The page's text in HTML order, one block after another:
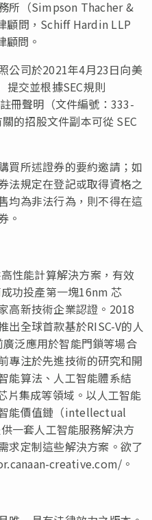
所（Simpson Thacher &
顧問，Schiff Hardin LLP
問。
公司於2021年4月23日向美
提交並根據SEC規則
註冊聲明（文件編號：333-
的招股文件副本可從 SEC
買所述證券的要約邀請；如
法規定在登記或取得資格之
均為非法行為，則不得在這
。
性能計算解決方案，有效
功投產第一塊16nm 芯
高新技術企業認證。2018
出全球首款基於RISC-V的人
泛應用於智能門鎖等場合
專注於先進技術的研究和開
能算法、人工智能體系結
片集成等領域。以人工智能
能價值鏈（intellectual
一套人工智能服務解決方
求定制這些解決方案。欲了
creative.com/ 。